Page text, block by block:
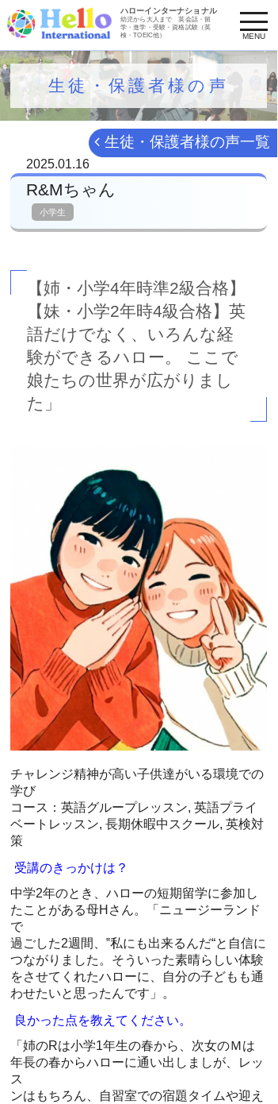
ハローインターナショナル
幼児から大人まで英会話・留
学・進学・受験・資格試験（英
検・TOEIC他）
MENU
生徒・保護者様の声
生徒・保護者様の声一覧
2025.01.16
R&Mちゃん
小学生
【姉・小学4年時準2級合格】
【妹・小学2年時4級合格】英
語だけでなく、いろんな経
験ができるハロー。 ここで
娘たちの世界が広がりまし
た」
チャレンジ精神が高い子供達がいる環境での
学び
コース：英語グループレッスン, 英語プライ
ベートレッスン, 長期休暇中スクール, 英検対
策
受講のきっかけは？
中学2年のとき、ハローの短期留学に参加し
たことがある母Hさん。「ニュージーランド
で
過ごした2週間、‟私にも出来るんだ“と自信に
つながりました。そういった素晴らしい体験
をさせてくれたハローに、自分の子どもも通
わせたいと思ったんです」。
良かった点を教えてください。
「姉のRは小学1年生の春から、次女のＭは
年長の春からハローに通い出しましが、レッ
ス
ンはもちろん、自習室での宿題タイムや迎え